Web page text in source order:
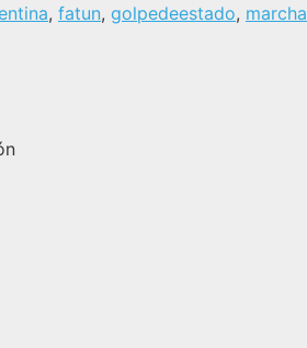
, fatun, golpedeestado, marcha